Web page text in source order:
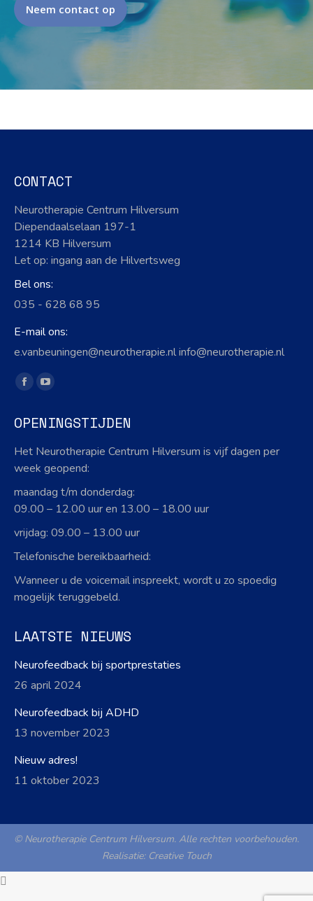
Neem contact op
CONTACT
Neurotherapie Centrum Hilversum
Diependaalselaan 197-1
1214 KB Hilversum
Let op: ingang aan de Hilvertsweg
Bel ons:
035 - 628 68 95
E-mail ons:
e.vanbeuningen@neurotherapie.nl info@neurotherapie.nl
Vind ons op:
Facebook
opens
in
new
YouTube
opens
new
OPENINGSTIJDEN
Het Neurotherapie Centrum Hilversum is vijf dagen per
week geopend:
maandag t/m donderdag:
09.00 – 12.00 uur en 13.00 – 18.00 uur
vrijdag: 09.00 – 13.00 uur
Telefonische bereikbaarheid:
Wanneer u de voicemail inspreekt, wordt u zo spoedig
mogelijk teruggebeld.
LAATSTE NIEUWS
Neurofeedback bij sportprestaties
26 april 2024
Neurofeedback bij ADHD
13 november 2023
Nieuw adres!
11 oktober 2023
© Neurotherapie Centrum Hilversum. Alle rechten voorbehouden.
Realisatie: Creative Touch